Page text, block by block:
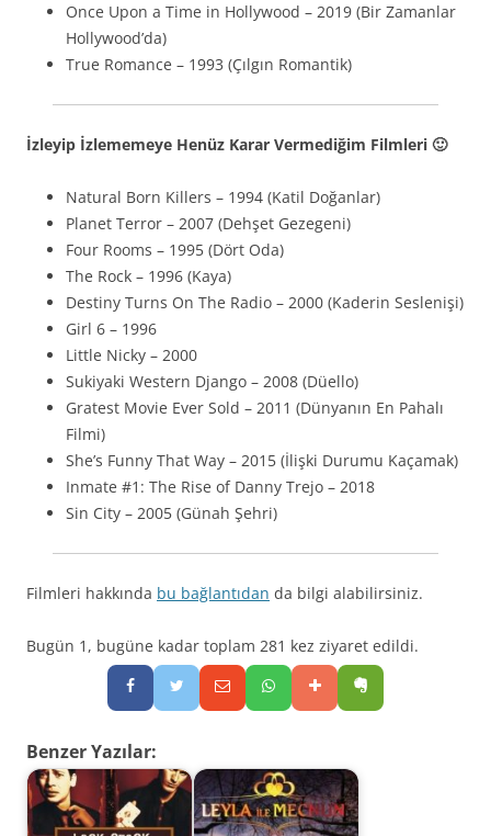
Once Upon a Time in Hollywood – 2019 (Bir Zamanlar
Hollywood’da)
True Romance – 1993 (Çılgın Romantik)
İzleyip İzlememeye Henüz Karar Vermediğim Filmleri 🙂
Natural Born Killers – 1994 (Katil Doğanlar)
Planet Terror – 2007 (Dehşet Gezegeni)
Four Rooms – 1995 (Dört Oda)
The Rock – 1996 (Kaya)
Destiny Turns On The Radio – 2000 (Kaderin Seslenişi)
Girl 6 – 1996
Little Nicky – 2000
Sukiyaki Western Django – 2008 (Düello)
Gratest Movie Ever Sold – 2011 (Dünyanın En Pahalı
Filmi)
She’s Funny That Way – 2015 (İlişki Durumu Kaçamak)
Inmate #1: The Rise of Danny Trejo – 2018
Sin City – 2005 (Günah Şehri)
Filmleri hakkında bu bağlantıdan da bilgi alabilirsiniz.
Bugün 1, bugüne kadar toplam 281 kez ziyaret edildi.
Benzer Yazılar: